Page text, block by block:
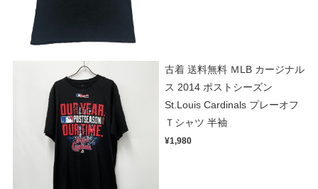
古着 送料無料 ＭLB カージナル
ス 2014 ポストシーズン
St.Louis Cardinals プレーオフ
Ｔシャツ 半袖
¥1,980